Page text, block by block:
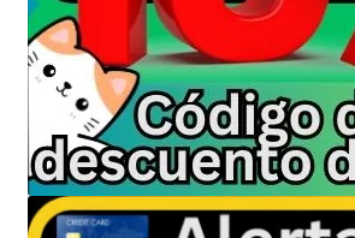
PMF FAQs
Política de privacidad
Política de reembolsos y devoluciones
Preguntas Mas Frecuentes PMF — FAQs